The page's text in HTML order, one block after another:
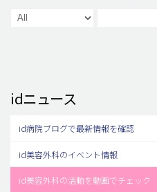
idニュース
id病院ブログで最新情報を確認
id美容外科のイベント情報
id美容外科の活動を動画でチェック